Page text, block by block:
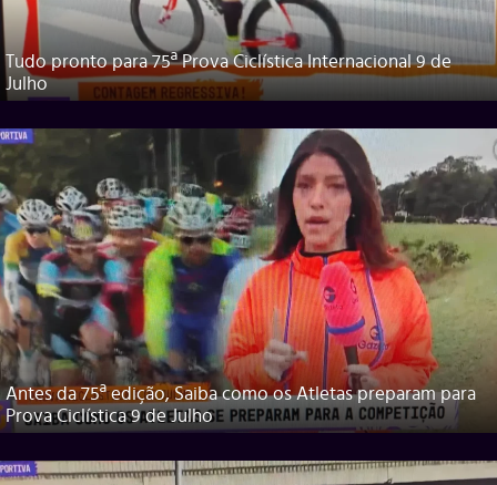
Tudo pronto para 75ª Prova Ciclística Internacional 9 de
Julho
Antes da 75ª edição, Saiba como os Atletas preparam para
Prova Ciclística 9 de Julho